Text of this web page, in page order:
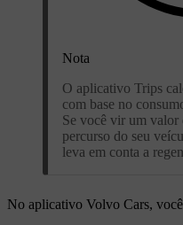
Nota
O aplicativo Trips
com base no
Se você vir um valor
percurso do seu
leva em conta a
No aplicativo Volvo Cars,